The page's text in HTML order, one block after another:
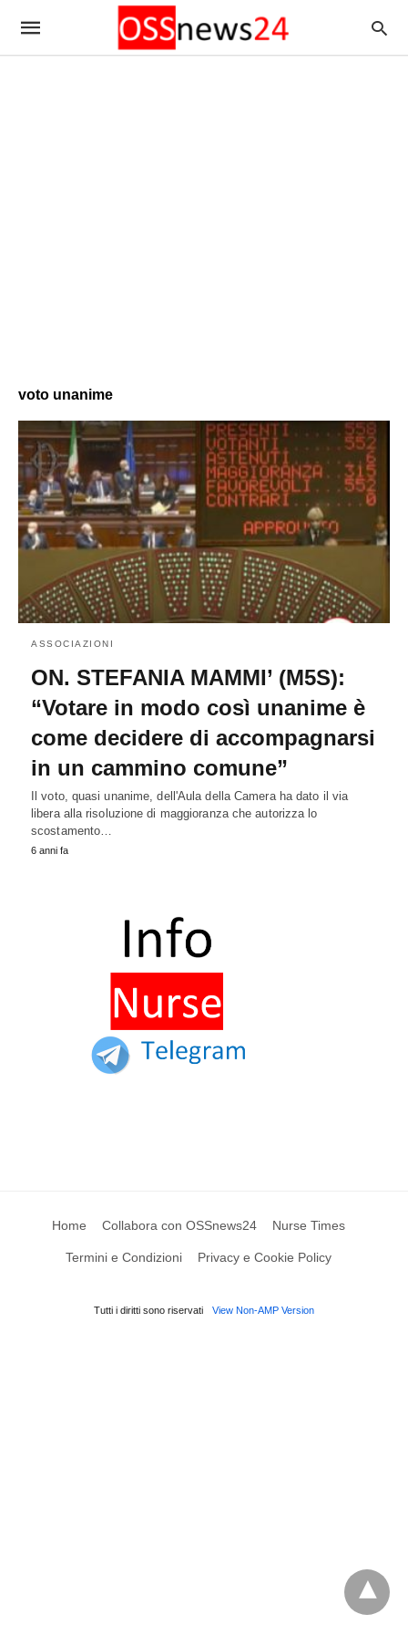
voto unanime
ASSOCIAZIONI
ON. STEFANIA MAMMI’ (M5S):
“Votare in modo così unanime è
come decidere di accompagnarsi
in un cammino comune”
Il voto, quasi unanime, dell'Aula della Camera ha dato il via
libera alla risoluzione di maggioranza che autorizza lo
scostamento…
6 anni fa
Home Collabora con OSSnews24 Nurse Times
Termini e Condizioni Privacy e Cookie Policy
Tutti i diritti sono riservati View Non-AMP Version